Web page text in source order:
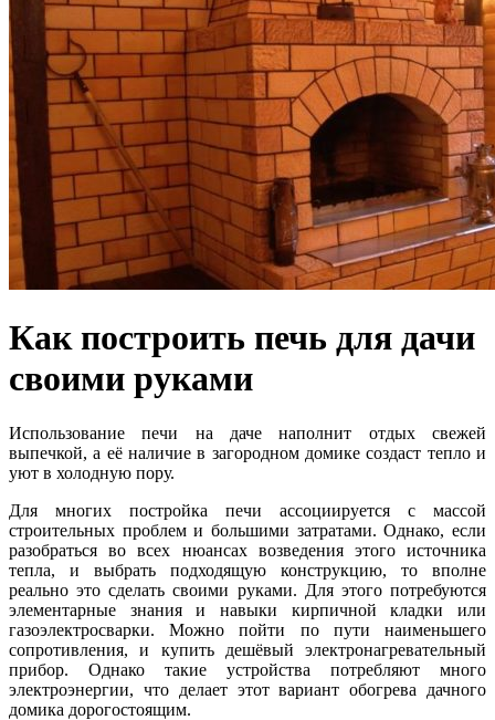
Как построить печь для дачи
своими руками
Использование печи на даче наполнит отдых свежей
выпечкой, а её наличие в загородном домике создаст тепло и
уют в холодную пору.
Для многих постройка печи ассоциируется с массой
строительных проблем и большими затратами. Однако, если
разобраться во всех нюансах возведения этого источника
тепла, и выбрать подходящую конструкцию, то вполне
реально это сделать своими руками. Для этого потребуются
элементарные знания и навыки кирпичной кладки или
газоэлектросварки. Можно пойти по пути наименьшего
сопротивления, и купить дешёвый электронагревательный
прибор. Однако такие устройства потребляют много
электроэнергии, что делает этот вариант обогрева дачного
домика дорогостоящим.